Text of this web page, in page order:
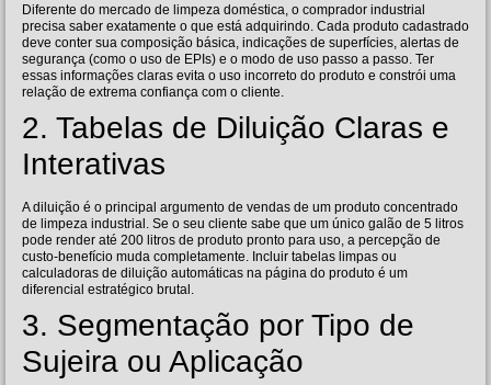
Diferente do mercado de limpeza doméstica, o comprador industrial
precisa saber exatamente o que está adquirindo. Cada produto cadastrado
deve conter sua composição básica, indicações de superfícies, alertas de
segurança (como o uso de EPIs) e o modo de uso passo a passo. Ter
essas informações claras evita o uso incorreto do produto e constrói uma
relação de extrema confiança com o cliente.
2. Tabelas de Diluição Claras e
Interativas
A diluição é o principal argumento de vendas de um produto concentrado
de limpeza industrial. Se o seu cliente sabe que um único galão de 5 litros
pode render até 200 litros de produto pronto para uso, a percepção de
custo-benefício muda completamente. Incluir tabelas limpas ou
calculadoras de diluição automáticas na página do produto é um
diferencial estratégico brutal.
3. Segmentação por Tipo de
Sujeira ou Aplicação